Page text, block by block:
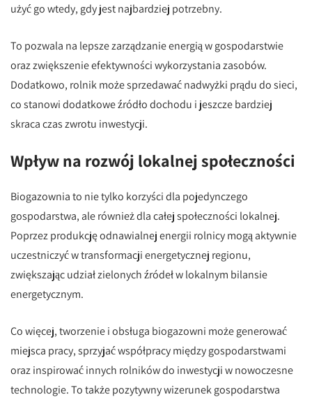
użyć go wtedy, gdy jest najbardziej potrzebny.
To pozwala na lepsze zarządzanie energią w gospodarstwie
oraz zwiększenie efektywności wykorzystania zasobów.
Dodatkowo, rolnik może sprzedawać nadwyżki prądu do sieci,
co stanowi dodatkowe źródło dochodu i jeszcze bardziej
skraca czas zwrotu inwestycji.
Wpływ na rozwój lokalnej społeczności
Biogazownia to nie tylko korzyści dla pojedynczego
gospodarstwa, ale również dla całej społeczności lokalnej.
Poprzez produkcję odnawialnej energii rolnicy mogą aktywnie
uczestniczyć w transformacji energetycznej regionu,
zwiększając udział zielonych źródeł w lokalnym bilansie
energetycznym.
Co więcej, tworzenie i obsługa biogazowni może generować
miejsca pracy, sprzyjać współpracy między gospodarstwami
oraz inspirować innych rolników do inwestycji w nowoczesne
technologie. To także pozytywny wizerunek gospodarstwa